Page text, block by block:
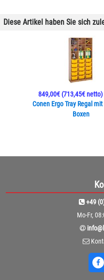
Diese Artikel haben Sie sich
Conen Ergo Tray Regal
Boxen
849,00€(713,45€ netto)
+49
Mo-Fr,